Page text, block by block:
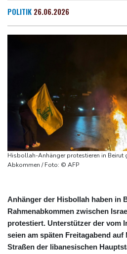
Dresden
Salzburg
32 °C
Baden-Baden
32 °C
Ostchina auf Land getroffen
Nächster Dreifachsieg für Aprilia -
Verkehrsminister Bilger will Boni
Bericht: Trotz Sanierung nur jeder
FC Bayern: Kompany setzt auf
POLITIK 26.06.2026
Hisbollah-Anhänger protestieren in Beirut
Abkommen / Foto: © AFP
Anhänger der Hisbollah haben in
Rahmenabkommen zwischen
protestiert. Unterstützer der vom
seien am späten Freitagabend
Straßen der libanesischen